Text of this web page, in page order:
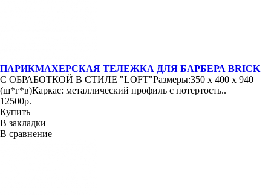
ПАРИКМАХЕРСКАЯ ТЕЛЕЖКА ДЛЯ БАРБЕРА BRICK
С ОБРАБОТКОЙ В СТИЛЕ "LOFT"Размеры:350 x 400 x 940
(ш*г*в)Каркас: металлический профиль с потертость..
12500р.
Купить
В закладки
В сравнение